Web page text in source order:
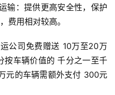
输：提供更高安全性，保护
费用相对较高。
公司免费赠送 10万至20万
按车辆价值的 千分之一至千
元的车辆需额外支付 300元